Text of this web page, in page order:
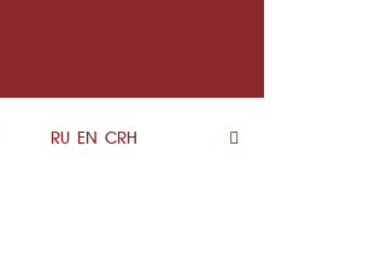
RU EN CRH